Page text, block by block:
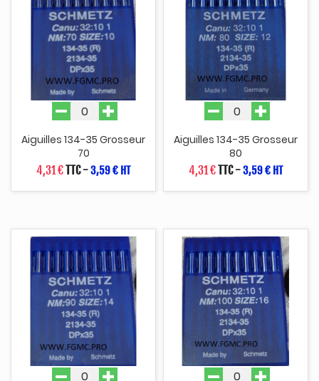
Aiguilles 134-35 Grosseur
70
4,31 €TTC-3,59 € HT
Aiguilles 134-35 Grosseur
80
4,31 €TTC-3,59 € HT